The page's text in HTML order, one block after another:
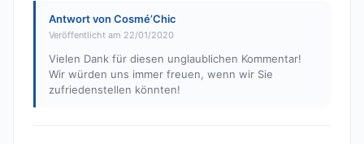
Antwort von Cosmé’Chic
Veröffentlicht am 22/01/2020
Vielen Dank für diesen unglaublichen Kommentar!
Wir würden uns immer freuen, wenn wir Sie
zufriedenstellen könnten!